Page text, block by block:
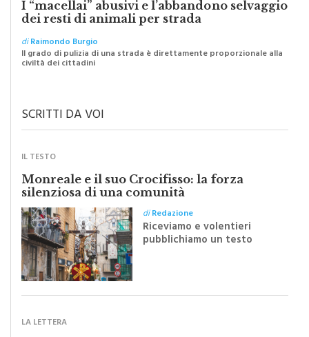
I “macellai” abusivi e l’abbandono selvaggio
dei resti di animali per strada
diRaimondo Burgio
SCRITTI DA VOI
IL TESTO
Monreale e il suo Crocifisso: la forza
silenziosa di una comunità
diRedazione
Riceviamo e volentieri
Sapienza all'indomani della